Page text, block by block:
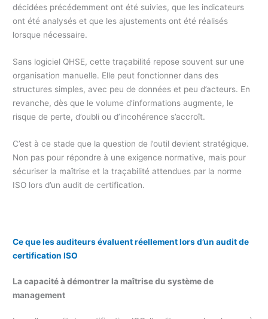
décidées précédemment ont été suivies, que les indicateurs
ont été analysés et que les ajustements ont été réalisés
lorsque nécessaire.
Sans logiciel QHSE, cette traçabilité repose souvent sur une
organisation manuelle. Elle peut fonctionner dans des
structures simples, avec peu de données et peu d’acteurs. En
revanche, dès que le volume d’informations augmente, le
risque de perte, d’oubli ou d’incohérence s’accroît.
C’est à ce stade que la question de l’outil devient stratégique.
Non pas pour répondre à une exigence normative, mais pour
sécuriser la maîtrise et la traçabilité attendues par la norme
ISO lors d’un audit de certification.
Ce que les auditeurs évaluent réellement lors d’un audit de
certification ISO
La capacité à démontrer la maîtrise du système de
management